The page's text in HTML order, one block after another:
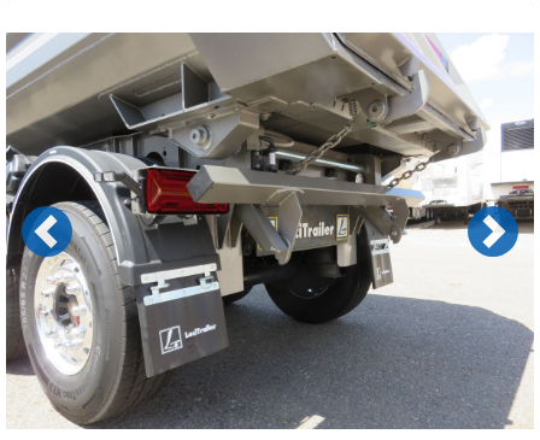
Previous Next